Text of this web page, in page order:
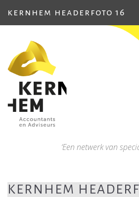
kernhem headerfoto 16
‘Een netwerk van
KERNHEM